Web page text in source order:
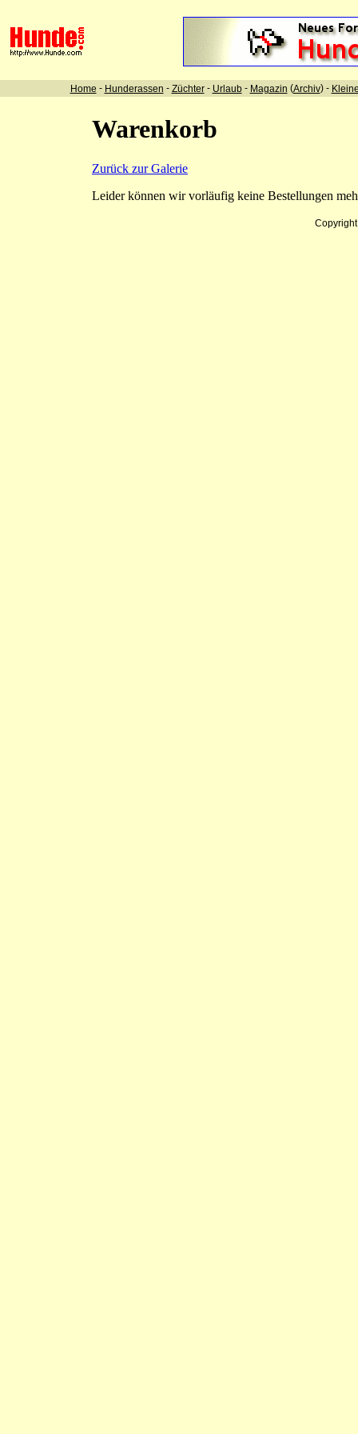
Home - Hunderassen - Züchter- Urlaub- Magazin (Archiv) -
Warenkorb
Zurück zur Galerie
Leider können wir vorläufig keine Bestellungen